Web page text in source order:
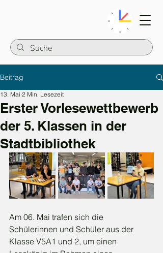
Beitrag
Erster Vorlesewettbewerb
der 5. Klassen in der
Stadtbibliothek
13. Mai 2 Min. Lesezeit
Am 06. Mai trafen sich die
Schülerinnen und Schüler aus der
Klasse V5A1 und 2, um einen